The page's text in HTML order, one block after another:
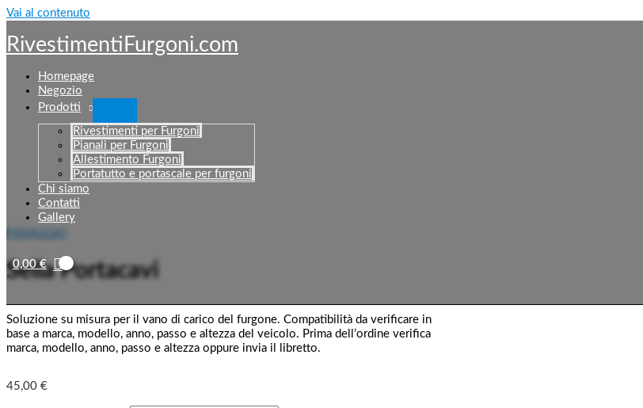
Vai al contenuto
RivestimentiFurgoni.com
Homepage
Negozio
Prodotti
Rivestimenti per Furgoni
Pianali per Furgoni
Allestimento Furgoni
Portatutto e portascale per furgoni
Chi siamo
Contatti
Gallery
0,00€
Sella Portacavi
45,00 €
Soluzione su misura per il vano di carico del furgone. Compatibilità da verificare in
base a marca, modello, anno, passo e altezza del veicolo. Prima dell’ordine verifica
marca, modello, anno, passo e altezza oppure invia il libretto.